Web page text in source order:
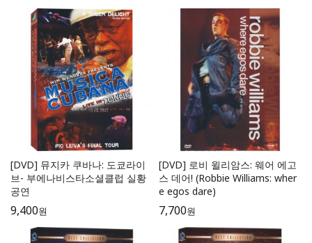
[DVD] 뮤지카 쿠바나: 도쿄라이
브- 부에나비스타소셜클럽 실황
공연
9,400원
[DVD] 로비 윌리암스: 웨어 에고
스 데어! (Robbie Williams: wher
e egos dare)
7,700원